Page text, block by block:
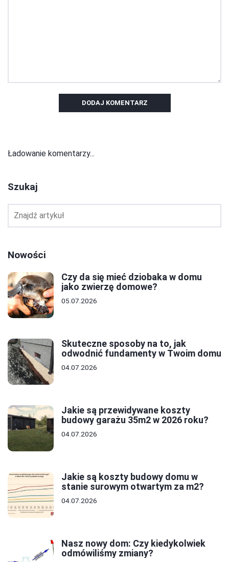
DODAJ KOMENTARZ
Ładowanie komentarzy...
Szukaj
Nowości
Czy da się mieć dziobaka w domu
jako zwierzę domowe?
05.07.2026
Skuteczne sposoby na to, jak
odwodnić fundamenty w Twoim domu
04.07.2026
Jakie są przewidywane koszty
budowy garażu 35m2 w 2026 roku?
04.07.2026
Jakie są koszty budowy domu w
stanie surowym otwartym za m2?
04.07.2026
Nasz nowy dom: Czy kiedykolwiek
odmówiliśmy zmiany?